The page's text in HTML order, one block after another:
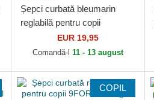
Șepci curbată bleumarin
reglabilă pentru copii
9FORTY Essential de New
York Yankees MLB de New
EUR 19,95
Comandă-l 11 - 13 august
COPIL